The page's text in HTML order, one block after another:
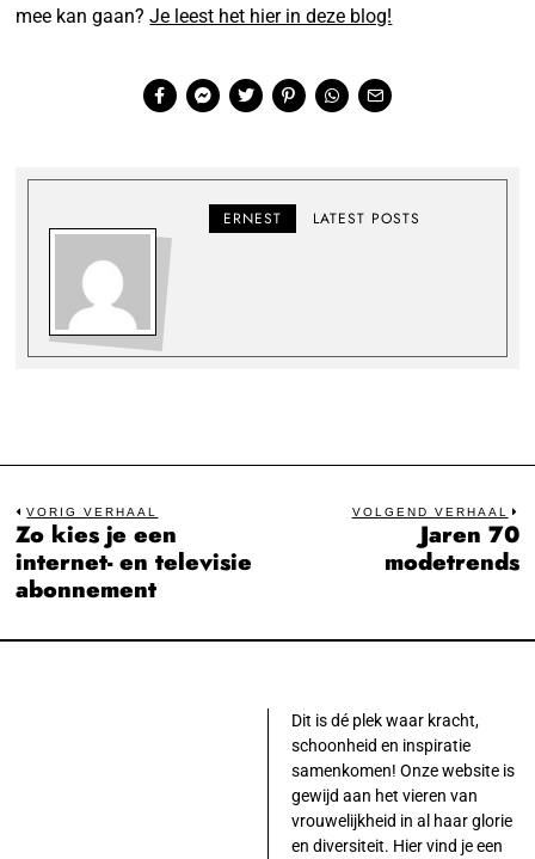
mee kan gaan?Je leest het hier in deze blog!
ERNEST LATEST POSTS
Bericht
navigatie
VORIG VERHAAL
Previous
post:
Zo kies je een
internet- en televisie
abonnement
VOLGEND VERHAAL
Jaren 70
modetrends
Dit is dé plek waar kracht,
schoonheid en inspiratie
samenkomen! Onze website is
gewijd aan het vieren van
vrouwelijkheid in al haar glorie
en diversiteit. Hier vind je een